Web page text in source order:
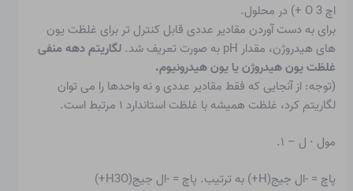
اچ 3 O +) در محلول.
برای به دست آوردن مقادیر عددی قابل کنترل تر برای غلظت یون
های هیدروژن، مقدار pH به صورت تعریف شد.
لگاریتم دهه منفی
غلظت یون هیدروژن یا یون هیدرونیوم.
(توجه: از آنجایی که فقط مقادیر عددی و نه واحدها را می توان
لگاریتم کرد، غلظت همیشه با غلظت استاندارد ۱ مرتبط است.
مول ⋅ ل – ۱.
پاچ = -ال جیج(H+) به ترتیب. پاچ = -ال جیج(H3O+)